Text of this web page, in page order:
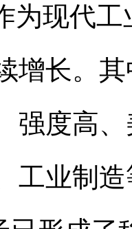
为现代
增长。
强度高
工业制